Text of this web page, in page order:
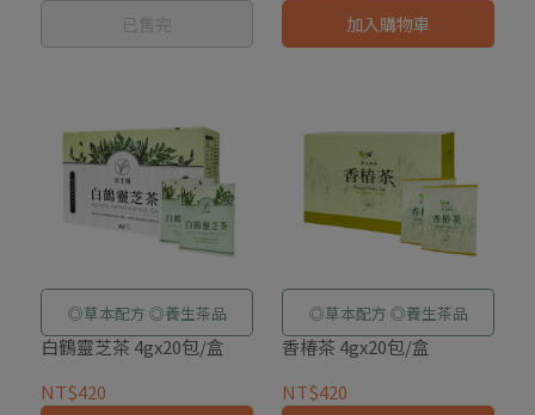
已售完 加入購物車
◎草本配方 ◎養生茶品
白鶴靈芝茶 4gx20包/盒
NT$420
◎草本配方 ◎養生茶品
香椿茶 4gx20包/盒
NT$420